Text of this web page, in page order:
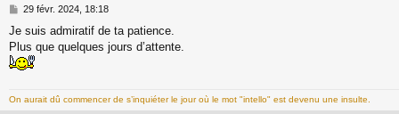
M
s
s
a
29 févr. 2024, 18:18
Je suis admiratif de ta patience.
Plus que quelques jours d’attente.
On aurait dû commencer de s’inquiéter le jour où le mot "intello" est devenu une insulte.